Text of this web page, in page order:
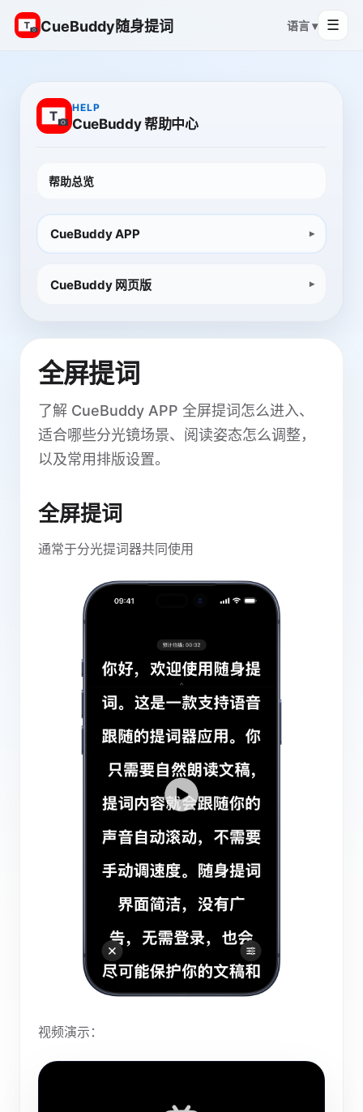
CueBuddy随身提词 语言 ▾ ☰
HELP
CueBuddy 帮助中心
帮助总览
CueBuddy APP
CueBuddy 网页版
全屏提词
了解 CueBuddy APP 全屏提词怎么进入、
适合哪些分光镜场景、阅读姿态怎么调整，
以及常用排版设置。
全屏提词
通常于分光提词器共同使用
视频演示：